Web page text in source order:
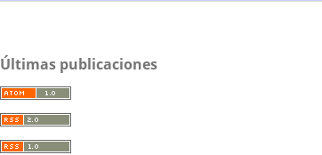
Últimas publicaciones